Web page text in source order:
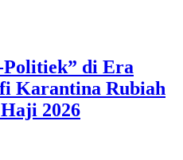
di Era
Karantina Rubiah
2026